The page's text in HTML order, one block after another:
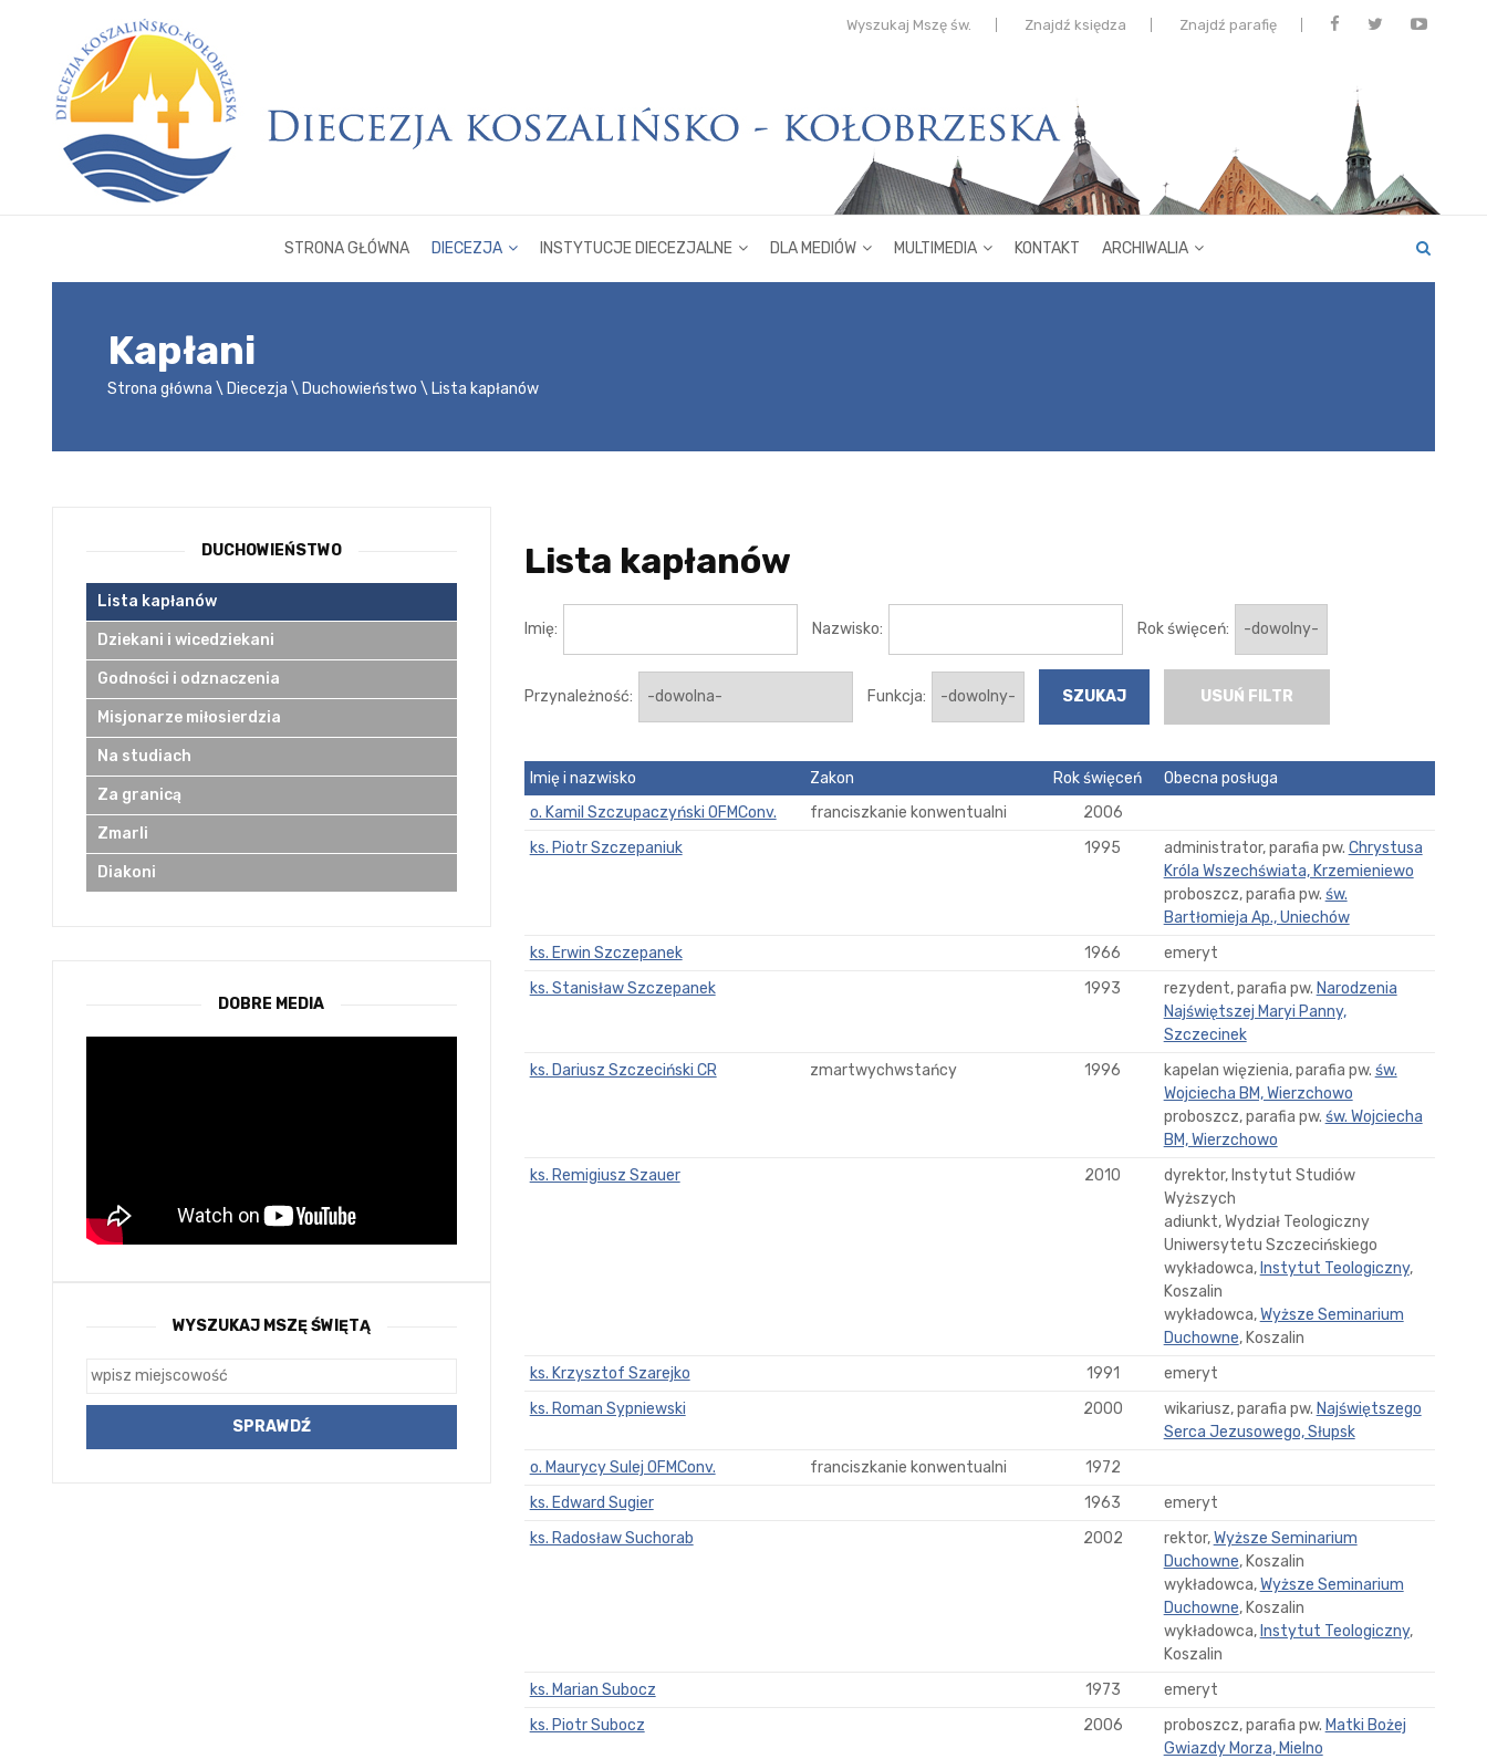
Wyszukaj Mszę św. Znajdź księdza Znajdź parafię
STRONA GŁÓWNA DIECEZJA INSTYTUCJE DIECEZJALNE DLA MEDIÓW MULTIMEDIA KONTAKT ARCHIWALIA
Kapłani
Strona główna Diecezja Duchowieństwo Lista kapłanów
Lista kapłanów
Imię: Nazwisko: Rok święceń:
Przynależność: Funkcja: USUŃ FILTR
Imię i nazwisko Zakon Rok święceń
Obecna posługa
o. Kamil Szczupaczyński OFMConv.
franciszkanie konwentualni
2006
ks. Piotr Szczepaniuk
1995 administrator, parafia pw. Chrystusa
Króla Wszechświata, Krzemieniewo
proboszcz, parafia pw. św.
Bartłomieja Ap., Uniechów
ks. Erwin Szczepanek
1966
emeryt
ks. Stanisław Szczepanek
1993 rezydent, parafia pw. Narodzenia
Najświętszej Maryi Panny,
Szczecinek
ks. Dariusz Szczeciński CR
zmartwychwstańcy 1996 kapelan więzienia, parafia pw. św.
Wojciecha BM, Wierzchowo
proboszcz, parafia pw. św. Wojciecha
BM, Wierzchowo
ks. Remigiusz Szauer
2010
dyrektor, Instytut Studiów
Wyższych
adiunkt, Wydział Teologiczny
Uniwersytetu Szczecińskiego
wykładowca, Instytut Teologiczny,
Koszalin
wykładowca,Wyższe Seminarium
Duchowne, Koszalin
ks. Krzysztof Szarejko
1991
emeryt
ks. Roman Sypniewski
2000 wikariusz, parafia pw. Najświętszego
Serca Jezusowego, Słupsk
o. Maurycy Sulej OFMConv.
franciszkanie konwentualni
1972
ks. Edward Sugier
1963
emeryt
ks. Radosław Suchorab
2002 rektor,Wyższe Seminarium
Duchowne, Koszalin
wykładowca,Wyższe Seminarium
Duchowne, Koszalin
wykładowca, Instytut Teologiczny,
Koszalin
ks. Marian Subocz
1973
emeryt
ks. Piotr Subocz
2006 proboszcz, parafia pw. Matki Bożej
Gwiazdy Morza, Mielno
DUCHOWIEŃSTWO
Lista kapłanów
Dziekani i wicedziekani
Godności i odznaczenia
Misjonarze miłosierdzia
Na studiach
Za granicą
Zmarli
Diakoni
DOBRE MEDIA
WYSZUKAJ MSZĘ ŚWIĘTĄ